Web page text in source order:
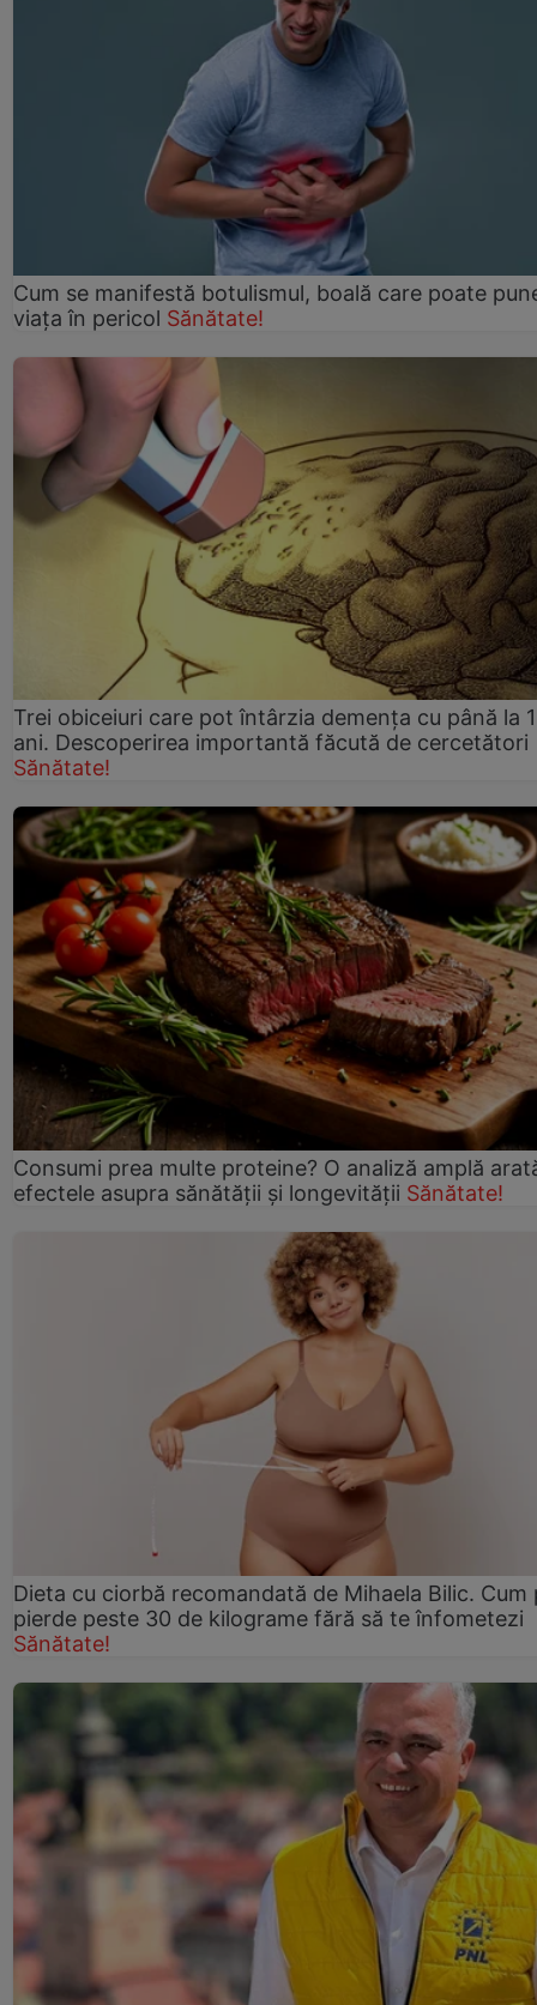
Cum se manifestă botulismul, boală care poate
viaţa în pericol Sănătate!
Trei obiceiuri care pot întârzia demența cu până la
ani. Descoperirea importantă făcută de cercetători
Sănătate!
Consumi prea multe proteine? O analiză amplă
efectele asupra sănătății și longevității Sănătate!
Dieta cu ciorbă recomandată de Mihaela Bilic. Cum
pierde peste 30 de kilograme fără să te înfometezi
Sănătate!